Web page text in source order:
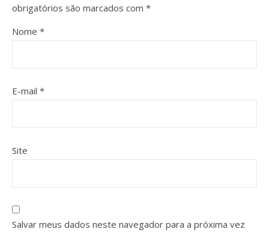
obrigatórios são marcados com *
Nome *
E-mail *
Site
Salvar meus dados neste navegador para a próxima vez